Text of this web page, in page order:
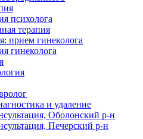
психолога
терапия
прием гинеколога
гинеколога
и удаление
Оболонский р-н
Печерский р-н